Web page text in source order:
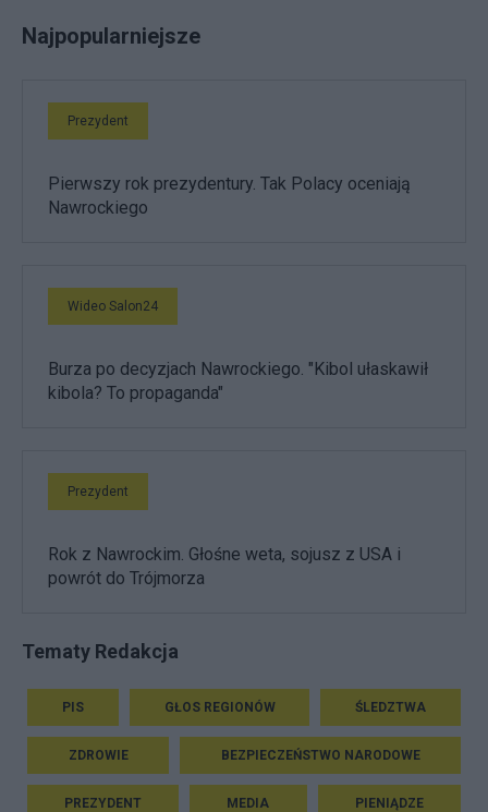
Najpopularniejsze
Prezydent
Pierwszy rok prezydentury. Tak Polacy oceniają
Nawrockiego
Wideo Salon24
Burza po decyzjach Nawrockiego. "Kibol ułaskawił
kibola? To propaganda"
Prezydent
Rok z Nawrockim. Głośne weta, sojusz z USA i
powrót do Trójmorza
Tematy Redakcja
PIS GŁOS REGIONÓW ŚLEDZTWA
ZDROWIE BEZPIECZEŃSTWO NARODOWE
PREZYDENT MEDIA PIENIĄDZE